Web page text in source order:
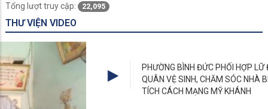
Tổng lượt truy cập: 22,095
THƯ VIỆN VIDEO